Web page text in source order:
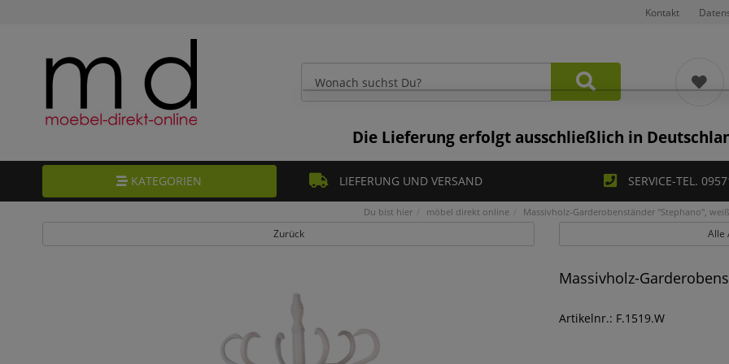
Kontakt
Die Lieferung erfolgt ausschließlich in
KATEGORIEN LIEFERUNG UND VERSAND SERVICE-TEL.
Du bist hier möbel direkt online Massivholz-Garderobenständer "Stephano", weiß
Zurück Alle
Massivholz-
Artikelnr.: F.1519.W